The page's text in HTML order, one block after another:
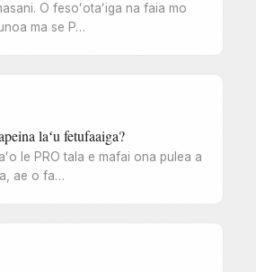
O fesoʻotaʻiga na faia mo
ma se P…
laʻu fetufaaiga?
le PRO tala e mafai ona pulea a
ae o fa…